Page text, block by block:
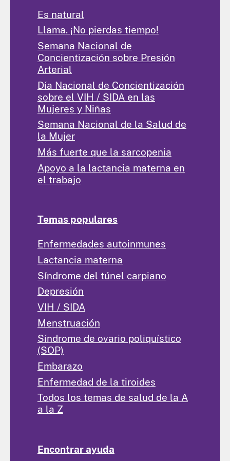
Es natural
Llama. ¡No pierdas tiempo!
Semana Nacional de
Concientización sobre Presión
Arterial
Día Nacional de Concientización
sobre el VIH / SIDA en las
Mujeres y Niñas
Semana Nacional de la Salud de
la Mujer
Más fuerte que la sarcopenia
Apoyo a la lactancia materna en
el trabajo
Temas populares
Enfermedades autoinmunes
Lactancia materna
Síndrome del túnel carpiano
Depresión
VIH / SIDA
Menstruación
Síndrome de ovario poliquístico
(SOP)
Embarazo
Enfermedad de la tiroides
Todos los temas de salud de la A
a la Z
Encontrar ayuda